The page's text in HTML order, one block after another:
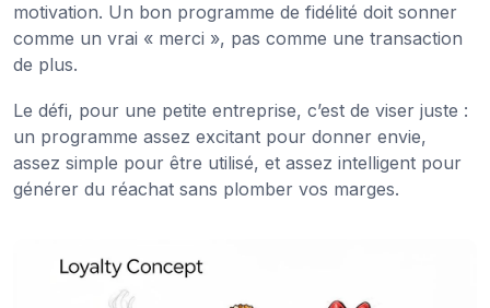
motivation. Un bon programme de fidélité doit sonner
comme un vrai « merci », pas comme une transaction
de plus.
Le défi, pour une petite entreprise, c’est de viser juste :
un programme assez excitant pour donner envie,
assez simple pour être utilisé, et assez intelligent pour
générer du réachat sans plomber vos marges.